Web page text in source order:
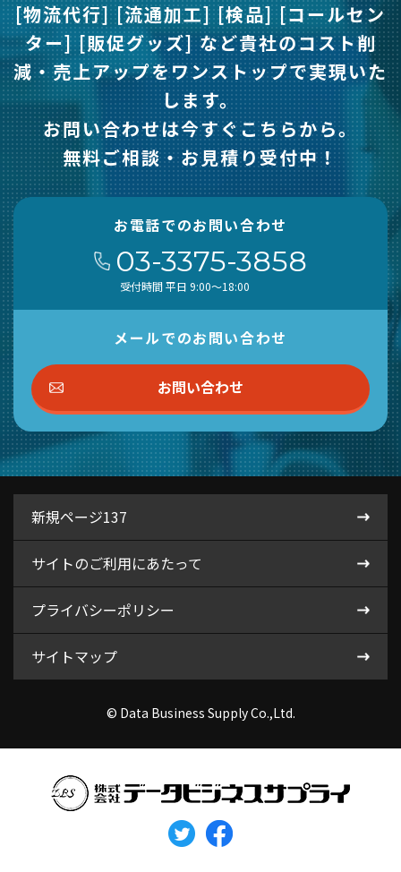
[物流代行] [流通加工] [検品] [コールセン
ター] [販促グッズ] など貴社のコスト削
減・売上アップをワンストップで実現いた
します。
お問い合わせは今すぐこちらから。
無料ご相談・お見積り受付中！
お電話でのお問い合わせ
03-3375-3858
受付時間 平日 9:00～18:00
メールでのお問い合わせ
お問い合わせ
新規ページ137
サイトのご利用にあたって
プライバシーポリシー
サイトマップ
© Data Business Supply Co.,Ltd.